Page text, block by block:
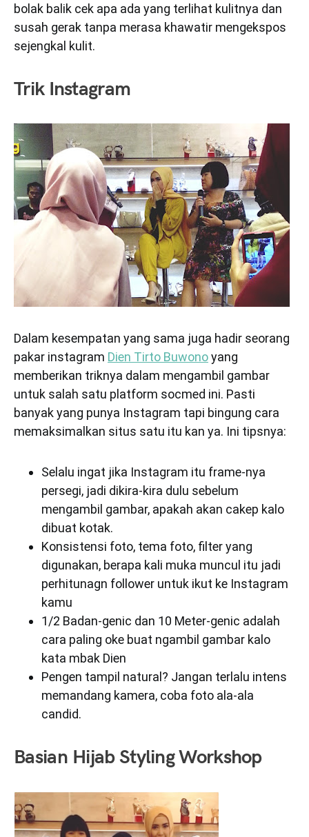
bolak balik cek apa ada yang terlihat kulitnya dan
susah gerak tanpa merasa khawatir mengekspos
sejengkal kulit.
Trik Instagram
Dalam kesempatan yang sama juga hadir seorang
pakar instagram Dien Tirto Buwonoyang
memberikan triknya dalam mengambil gambar
untuk salah satu platform socmed ini. Pasti
banyak yang punya Instagram tapi bingung cara
memaksimalkan situs satu itu kan ya. Ini tipsnya:
Selalu ingat jika Instagram itu frame-nya
persegi, jadi dikira-kira dulu sebelum
mengambil gambar, apakah akan cakep kalo
dibuat kotak.
Konsistensi foto, tema foto, filter yang
digunakan, berapa kali muka muncul itu jadi
perhitunagn follower untuk ikut ke Instagram
kamu
1/2 Badan-genic dan 10 Meter-genic adalah
cara paling oke buat ngambil gambar kalo
kata mbak Dien
Pengen tampil natural? Jangan terlalu intens
memandang kamera, coba foto ala-ala
candid.
Basian Hijab Styling Workshop